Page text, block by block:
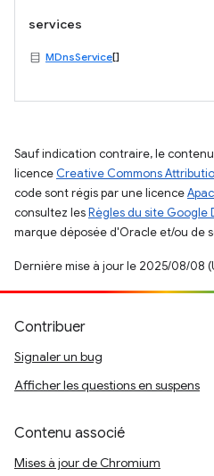
services
MDnsService[]
Sauf indication contraire, le
licence Creative Commons
code sont régis par une licence
consultez lesRègles du site Google
marque déposée d'Oracle et/ou de
Dernière mise à jour le 2025/08/08
Contribuer
Signaler un bug
Afficher les questions en suspens
Contenu associé
Mises à jour de Chromium